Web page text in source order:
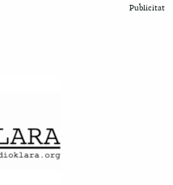
Publicitat